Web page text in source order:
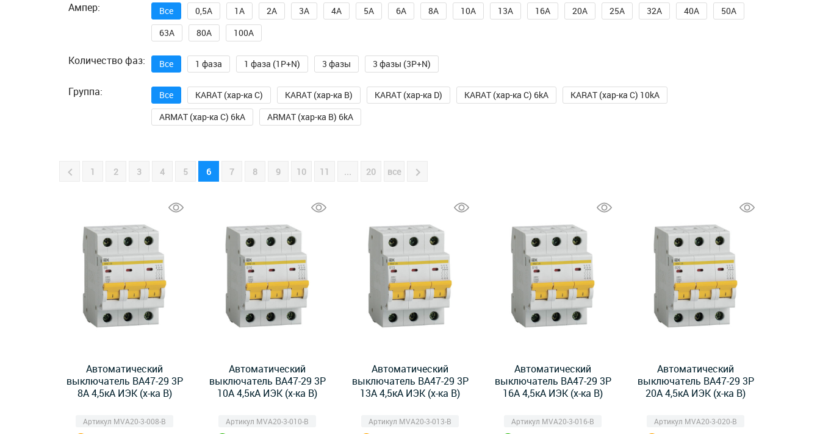
Ампер: Все 0,5А 1A 2A 3A 4A 5A 6A 8A 10A 13A 16A 20A 25A 32A 40A
50A
63A
80A 100A
Количество фаз: Все 1 фаза 1 фаза (1P+N) 3 фазы 3 фазы (3P+N)
Группа: Все KARAT (хар-ка C) KARAT (хар-ка B) KARAT (хар-ка D) KARAT (хар-ка C) 6kA
KARAT (хар-ка C) 10kA
ARMAT (хар-ка C) 6kA
ARMAT (хар-ка B) 6kA
1 2 3 4 5 6 7 8 9 10 11 ... 20 все
Автоматический
выключатель ВА47-29 3Р
8А 4,5кА ИЭК (х-ка B)
Артикул MVA20-3-008-B
Автоматический
выключатель ВА47-29 3Р
10А 4,5кА ИЭК (х-ка B)
Артикул MVA20-3-010-B
Автоматический
выключатель ВА47-29 3Р
13А 4,5кА ИЭК (х-ка B)
Артикул MVA20-3-013-B
Автоматический
выключатель ВА47-29 3Р
16А 4,5кА ИЭК (х-ка B)
Артикул MVA20-3-016-B
Автоматический
выключатель ВА47-29 3Р
20А 4,5кА ИЭК (х-ка B)
Артикул MVA20-3-020-B